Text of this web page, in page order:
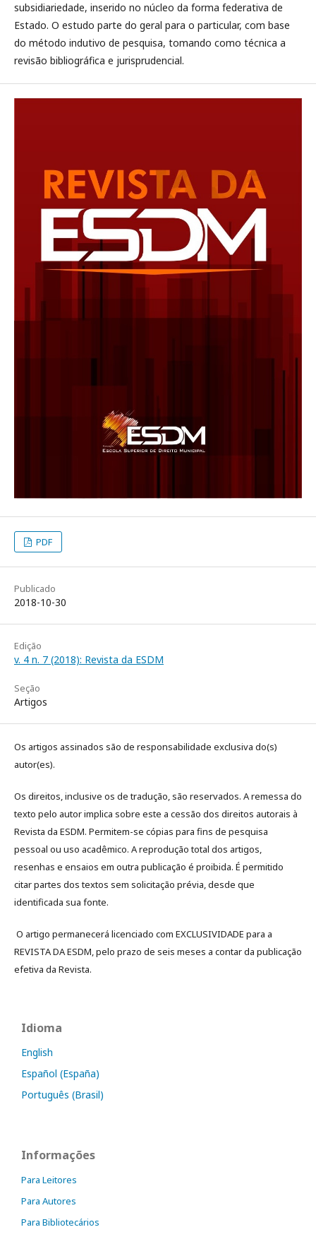
subsidiariedade, inserido no núcleo da forma federativa de
Estado. O estudo parte do geral para o particular, com base
do método indutivo de pesquisa, tomando como técnica a
revisão bibliográfica e jurisprudencial.
PDF
Publicado
2018-10-30
Edição
v. 4 n. 7 (2018): Revista da ESDM
Seção
Artigos
Os artigos assinados são de responsabilidade exclusiva do(s)
autor(es).
Os direitos, inclusive os de tradução, são reservados. A remessa do
texto pelo autor implica sobre este a cessão dos direitos autorais à
Revista da ESDM. Permitem-se cópias para fins de pesquisa
pessoal ou uso acadêmico. A reprodução total dos artigos,
resenhas e ensaios em outra publicação é proibida. É permitido
citar partes dos textos sem solicitação prévia, desde que
identificada sua fonte.
O artigo permanecerá licenciado com EXCLUSIVIDADE para a
REVISTA DA ESDM, pelo prazo de seis meses a contar da publicação
efetiva da Revista.
Idioma
English
Español (España)
Português (Brasil)
Informações
Para Leitores
Para Autores
Para Bibliotecários